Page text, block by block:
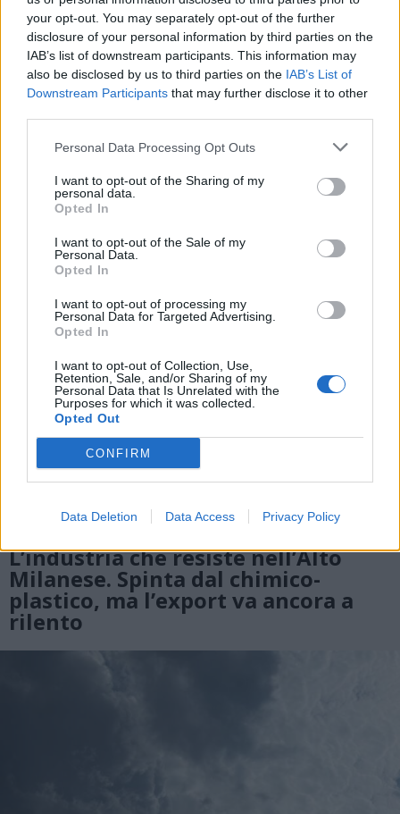
your opt-out. You may separately opt-out of the further
disclosure of your personal information by third parties on the
IAB’s list of downstream participants. This information may
also be disclosed by us to third parties on the IAB’s List of
Downstream Participants that may further disclose it to other
Personal Data Processing Opt Outs
I want to opt-out of the Sharing of my
personal data.
Opted In
I want to opt-out of the Sale of my
Personal Data.
Opted In
I want to opt-out of processing my
Personal Data for Targeted Advertising.
Opted In
I want to opt-out of Collection, Use,
Retention, Sale, and/or Sharing of my
Personal Data that Is Unrelated with the
Purposes for which it was collected.
Opted Out
CONFIRM
Data Deletion Data Access Privacy Policy
EVENTI
Tra stelle, trekking ed
Lorenzo. Dove vedere le stelle
cadenti in Lombardia
L’industria che resiste nell’Alto
Milanese. Spinta dal chimico-
plastico, ma l’export va ancora a
rilento